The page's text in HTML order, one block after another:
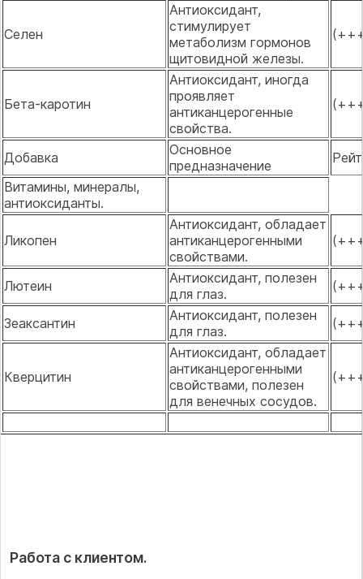
Селен
Антиоксидант,
стимулирует
метаболизм гормонов
щитовидной железы.
Бета-каротин
Антиоксидант, иногда
проявляет
антиканцерогенные
свойства.
Добавка
Основное
предназначение
Витамины, минералы,
антиоксиданты.
Ликопен
Антиоксидант, обладает
антиканцерогенными
свойствами.
Лютеин
Антиоксидант, полезен
для глаз.
Зеаксантин
Антиоксидант, полезен
для глаз.
Кверцитин
Антиоксидант, обладает
антиканцерогенными
свойствами, полезен
для венечных сосудов.
Работа с клиентом.